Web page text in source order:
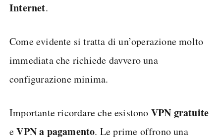
Internet.
Come evidente si tratta di un’operazione molto
immediata che richiede davvero una
configurazione minima.
Importante ricordare che esistono VPN gratuite
eVPN a pagamento. Le prime offrono una